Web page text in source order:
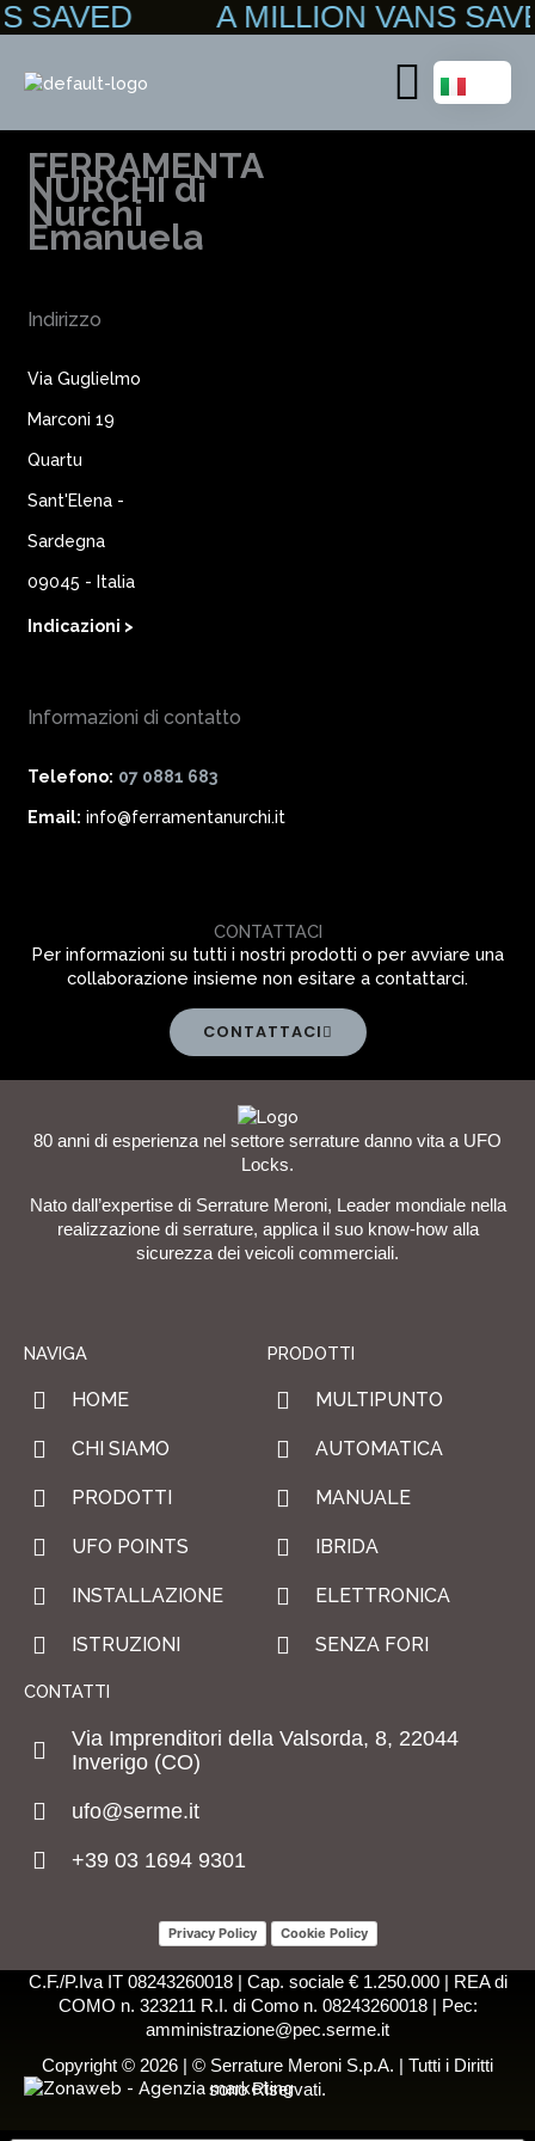
Vai
al
SAVED A MILLION VANS
Main
Menu
FERRAMENTA
NURCHI di
Nurchi
Emanuela
Indirizzo
Via Guglielmo
Marconi 19
Quartu
Sant'Elena -
Sardegna
09045 - Italia
Indicazioni >
Informazioni di contatto
Telefono: 07 0881 683
Email: info@ferramentanurchi.it
CONTATTACI
Per informazioni su tutti i nostri prodotti o per avviare una
collaborazione insieme non esitare a contattarci.
CONTATTACI
80 anni di esperienza nel settore serrature danno vita a UFO
Locks.
Nato dall’expertise di Serrature Meroni, Leader mondiale nella
realizzazione di serrature, applica il suo know-how alla
sicurezza dei veicoli commerciali.
NAVIGA
HOME
CHI SIAMO
PRODOTTI
UFO POINTS
INSTALLAZIONE
ISTRUZIONI
PRODOTTI
MULTIPUNTO
AUTOMATICA
MANUALE
IBRIDA
ELETTRONICA
SENZA FORI
CONTATTI
Via Imprenditori della Valsorda, 8, 22044
Inverigo (CO)
ufo@serme.it
+39 03 1694 9301
Privacy Policy Cookie Policy
C.F./P.Iva IT 08243260018 | Cap. sociale € 1.250.000 | REA di
COMO n. 323211 R.I. di Como n. 08243260018 | Pec:
amministrazione@pec.serme.it
Copyright © 2026 | © Serrature Meroni S.p.A. | Tutti i Diritti
sono Riservati.